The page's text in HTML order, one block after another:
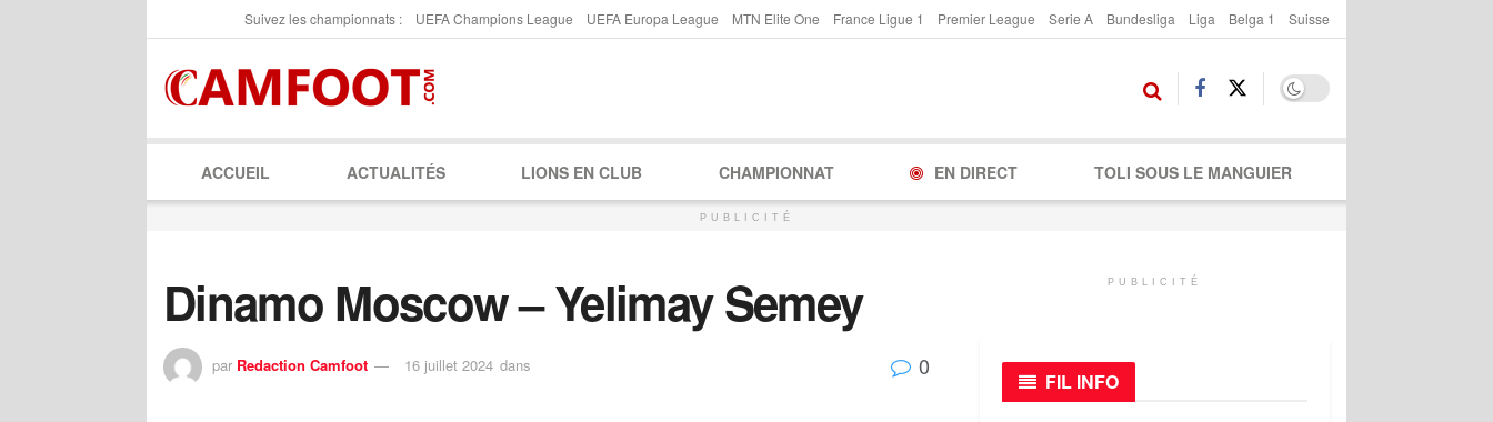
Suivez les championnats : UEFA Champions League UEFA Europa League MTN Elite One France Ligue 1 Premier League Serie A Bundesliga Liga Belga 1 Suisse
ACCUEIL ACTUALITÉS LIONS EN CLUB CHAMPIONNAT EN DIRECT TOLI SOUS LE MANGUIER
PUBLICITÉ
Dinamo Moscow – Yelimay Semey
par Redaction Camfoot 16 juillet 2024 dans 0
PUBLICITÉ
FIL INFO